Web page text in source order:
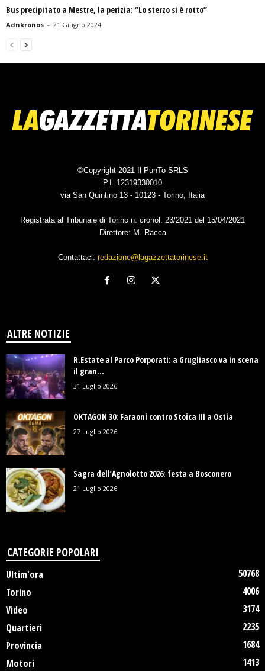
Bus precipitato a Mestre, la perizia: “Lo sterzo si è rotto”
Adnkronos - 21 Giugno 2024
©Copyright 2021 Il PunTo SRLS
P.I. 12319330010
via San Quintino 13 - 10123 - Torino, Italia
Registrata al Tribunale di Torino n. cronol. 23/2021 del 15/04/2021
Direttore: M. Racca
Contattaci: redazione@lagazzettatorinese.it
ALTRE NOTIZIE
R.Estate al Parco Porporati: a Grugliasco va in scena
il gran...
31 Luglio 2026
OKTAGON 30: Faraoni contro Stoica III a Ostia
27 Luglio 2026
Sagra dell’Agnolotto 2026: festa a Bosconero
21 Luglio 2026
CATEGORIE POPOLARI
Ultim'ora
50768
Torino
4006
Video
3174
Quartieri
2235
Provincia
1684
Motori
1413